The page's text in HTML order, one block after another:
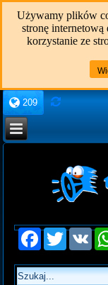
Używamy plików
stronę
korzystanie ze
209
FacebookTwitterVK